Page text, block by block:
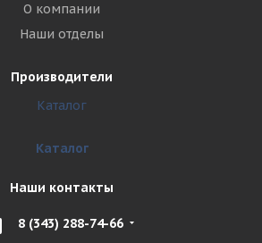
О компании
Наши отделы
Производители
Каталог
Каталог
Наши контакты
8 (343) 288-74-66